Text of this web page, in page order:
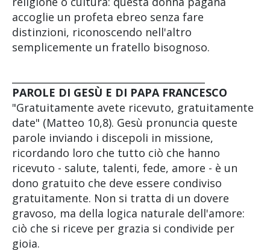
accoglie un profeta ebreo senza fare
distinzioni, riconoscendo nell'altro
semplicemente un fratello bisognoso.
PAROLE DI GESÙ E DI PAPA FRANCESCO
"Gratuitamente avete ricevuto, gratuitamente
date" (Matteo 10,8). Gesù pronuncia queste
parole inviando i discepoli in missione,
ricordando loro che tutto ciò che hanno
ricevuto - salute, talenti, fede, amore - è un
dono gratuito che deve essere condiviso
gratuitamente. Non si tratta di un dovere
gravoso, ma della logica naturale dell'amore:
ciò che si riceve per grazia si condivide per
gioia.